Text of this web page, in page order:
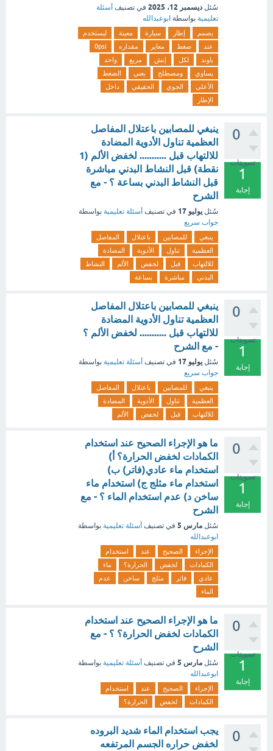
سُئل ديسمبر 12، 2025 في تصنيف أسئلة
تعليمية بواسطة ابوعبدالله
يصمم إطار سيارة معينة
ليستخدم
عند
ضغط معاير مقداره
0psi
باوند
لكل إنش مربع
واحد
يساوي
ومصطلح يعني
الضغط
الأعلى
الجوي الحقيقي
داخل
الإطار
0
تصويتات
1
إجابة
ينبغي للمصابين باعتلال المفاصل
العظمية تناول الأدوية المضادة
للالتهاب قبل ........... لخفض الألم (1
نقطة) قبل النشاط البدني مباشرة
قبل النشاط البدني بساعة ؟ - مع
الشرح
سُئل يوليو 17 في تصنيف أسئلة تعليمية بواسطة
جواب سريع
ينبغي للمصابين باعتلال
المفاصل
العظمية
تناول الأدوية
المضادة
للالتهاب
قبل لخفض الألم
النشاط
البدني
مباشرة بساعة
0
تصويتات
1
إجابة
ينبغي للمصابين باعتلال المفاصل
العظمية تناول الأدوية المضادة
للالتهاب قبل ........... لخفض الألم ؟
- مع الشرح
سُئل يوليو 17 في تصنيف أسئلة تعليمية بواسطة
جواب سريع
ينبغي للمصابين باعتلال
المفاصل
العظمية
تناول الأدوية
المضادة
للالتهاب
قبل لخفض الألم
0
تصويتات
1
إجابة
ما هو الإجراء الصحيح عند استخدام
الكمادات لخفض الحرارة؟ أ)
استخدام ماء عادي(فاتر) ب)
استخدام ماء مثلج ج) استخدام ماء
ساخن د) عدم استخدام الماء ؟ - مع
الشرح
سُئل مارس 5 في تصنيف أسئلة تعليمية بواسطة
ابوعبدالله
الإجراء الصحيح عند
استخدام
الكمادات
لخفض الحرارة؟
ماء
عادي
فاتر مثلج ساخن
عدم
الماء
0
تصويتات
1
إجابة
ما هو الإجراء الصحيح عند استخدام
الكمادات لخفض الحرارة؟ ؟ - مع
الشرح
سُئل مارس 5 في تصنيف أسئلة تعليمية بواسطة
ابوعبدالله
الإجراء الصحيح عند
استخدام
الكمادات
لخفض الحرارة؟
0
يجب استخدام الماء شديد البروده
لخفض حراره الجسم المرتفعه